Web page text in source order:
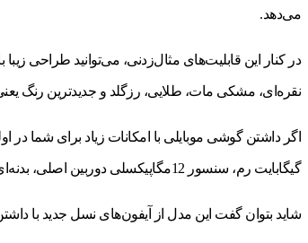
می‌دهد.
در کنار این قابلیت‌های مثال‌زدنی، می‌توانید طراحی‌
نقره‌ای، مشکی مات، طلایی، رزگلد و جدیدترین رنگ
گیگابایت رم، سنسور 12مگاپیکسلی دوربین اصلی، بدنه‌ای فلزی و ضدآب و پشتیبانی از اینترنت پرسرعت نسل چهارم از نوع cat9 می‌تواند انتخاب بسیار مناسبی برای شما باشد.
شاید بتوان گفت این مدل از آیفون‌های نسل جدید با داشتن رم 3گیگابایتی و دو دوربین در قاب پشتی دستگاه بتواند در رقابت با آیفون 7 گوی سبقت را ربوده و طرفداران بیشتری را